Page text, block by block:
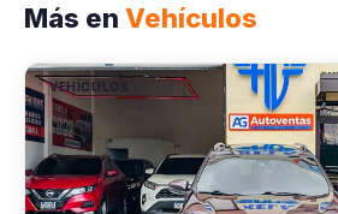
Más en Vehículos
VEHÍCULOS